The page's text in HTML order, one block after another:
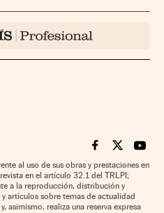
Cinco Días en
Cinco Días
Cinco
al uso de sus obras y prestaciones en
en el artículo 32.1 del TRLPI;
a la reproducción, distribución y
artículos sobre temas de actualidad
asimismo, realiza una reserva expresa